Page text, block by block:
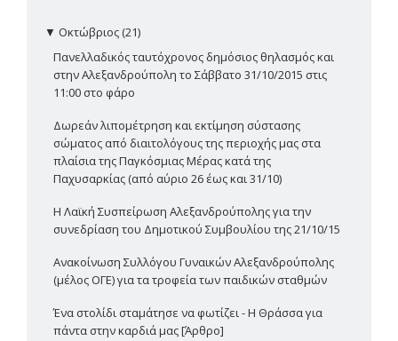
▼ Οκτώβριος (21)
Πανελλαδικός ταυτόχρονος δημόσιος θηλασμός και
στην Αλεξανδρούπολη το Σάββατο 31/10/2015 στις
11:00 στο φάρο
Δωρεάν λιπομέτρηση και εκτίμηση σύστασης
σώματος από διαιτολόγους της περιοχής μας στα
πλαίσια της Παγκόσμιας Μέρας κατά της
Παχυσαρκίας (από αύριο 26 έως και 31/10)
Η Λαϊκή Συσπείρωση Αλεξανδρούπολης για την
συνεδρίαση του Δημοτικού Συμβουλίου της 21/10/15
Ανακοίνωση Συλλόγου Γυναικών Αλεξανδρούπολης
(μέλος ΟΓΕ) για τα τροφεία των παιδικών σταθμών
Ένα στολίδι σταμάτησε να φωτίζει - Η Θράσσα για
πάντα στην καρδιά μας [Άρθρο]